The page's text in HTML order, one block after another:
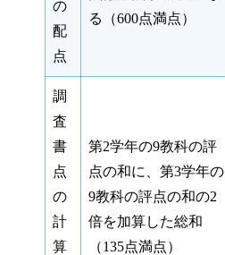
の
配
点
る（600点満点）
調
査
書
点
の
計
算
第2学年の9教科の評
点の和に、第3学年の
9教科の評点の和の2
倍を加算した総和
（135点満点）